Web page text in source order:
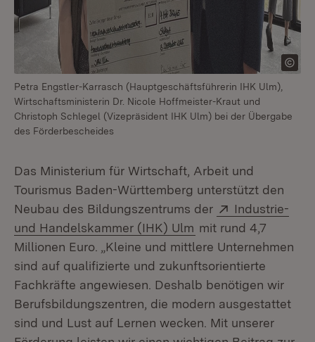
Petra Engstler-Karrasch (Hauptgeschäftsführerin IHK Ulm),
Wirtschaftsministerin Dr. Nicole Hoffmeister-Kraut und
Christoph Schlegel (Vizepräsident IHK Ulm) bei der Übergabe
des Förderbescheides
Das Ministerium für Wirtschaft, Arbeit und
Tourismus Baden-Württemberg unterstützt den
Neubau des Bildungszentrums der
Extern:
Industrie-
und Handelskammer (IHK) Ulm (Öffnet in neuem
mit rund 4,7
Millionen Euro. „Kleine und mittlere Unternehmen
sind auf qualifizierte und zukunftsorientierte
Fachkräfte angewiesen. Deshalb benötigen wir
Berufsbildungszentren, die modern ausgestattet
sind und Lust auf Lernen wecken. Mit unserer